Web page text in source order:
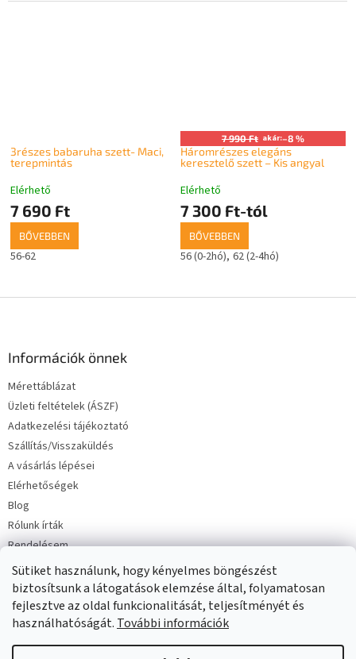
Sütiket használunk, hogy kényelmes böngészést
biztosítsunk a látogatások elemzése által, folyamatosan
fejlesztve az oldal funkcionalitását, teljesítményét és
használhatóságát. További információk
3részes babaruha szett- Maci,
terepmintás
Elérhető
7 690 Ft
BŐVEBBEN
56-62
7 990 Ft akár:–8 %
Háromrészes elegáns
keresztelő szett – Kis angyal
Elérhető
7 300 Ft-tól
BŐVEBBEN
56 (0-2hó) 62 (2-4hó)
Információk önnek
Mérettáblázat
Üzleti feltételek (ÁSZF)
Adatkezelési tájékoztató
Szállítás/Visszaküldés
A vásárlás lépései
Elérhetőségek
Blog
Rólunk írták
Rendelésem
Copyright 2026Milinko baba és gyermekruha. Minden jog